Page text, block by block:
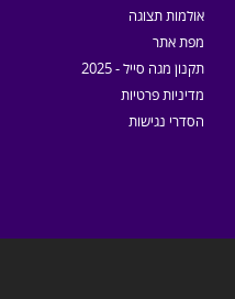
אולמות תצוגה
מפת אתר
תקנון מגה סייל - 2025
מדיניות פרטיות
הסדרי נגישות